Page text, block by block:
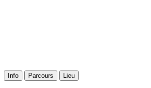
Info Parcours Lieu